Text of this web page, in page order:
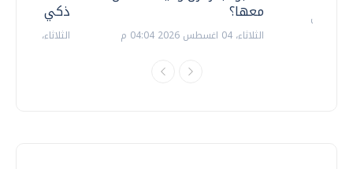
ذكي
الثلاثاء، 14 يوليو 2026 06:11 م
معها؟
الثلاثاء، 04 اغسطس 2026 04:04 م